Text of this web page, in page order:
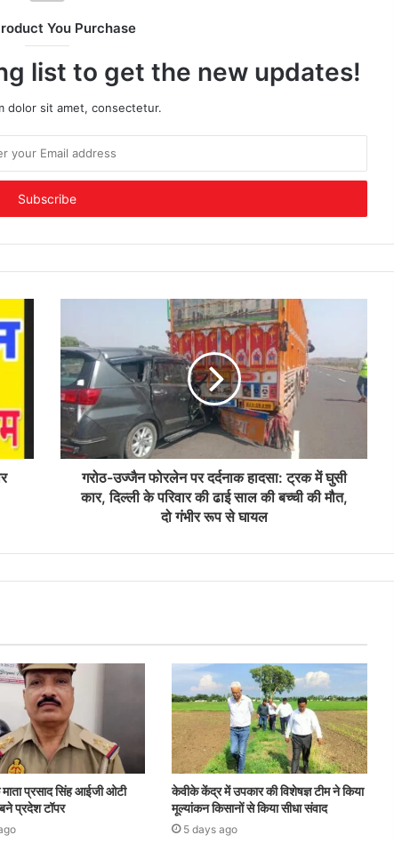
You Purchase
list to get the new updates!
dolor sit amet, consectetur.
गरोठ-उज्जैन फोरलेन पर दर्दनाक हादसा: ट्रक में घुसी
कार, दिल्ली के परिवार की ढाई साल की बच्ची की मौत,
दो गंभीर रूप से घायल
माता प्रसाद सिंह आईजी ओटी
प्रदेश टॉपर
केवीके केंद्र में उपकार की विशेषज्ञ टीम ने किया
मूल्यांकन किसानों से किया सीधा संवाद
5 days ago